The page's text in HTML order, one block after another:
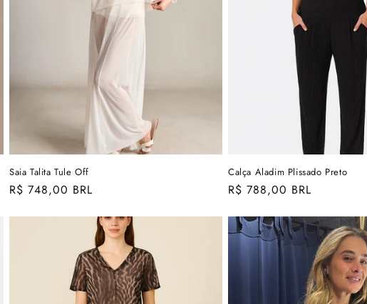
Saia Talita Tule Off
Preço
R$ 748,00 BRL
Calça Aladim Plissado Preto
Preço
R$ 788,00 BRL